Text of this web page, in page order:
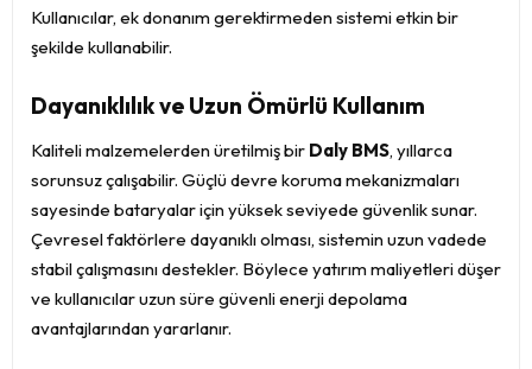
Kullanıcılar, ek donanım gerektirmeden sistemi etkin bir
şekilde kullanabilir.
Dayanıklılık ve Uzun Ömürlü Kullanım
Kaliteli malzemelerden üretilmiş bir Daly BMS, yıllarca
sorunsuz çalışabilir. Güçlü devre koruma mekanizmaları
sayesinde bataryalar için yüksek seviyede güvenlik sunar.
Çevresel faktörlere dayanıklı olması, sistemin uzun vadede
stabil çalışmasını destekler. Böylece yatırım maliyetleri düşer
ve kullanıcılar uzun süre güvenli enerji depolama
avantajlarından yararlanır.